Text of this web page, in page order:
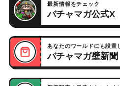
最新情報をチェック
バチャマガ公式X
あなたのワールドにも設置
バチャマガ壁新聞